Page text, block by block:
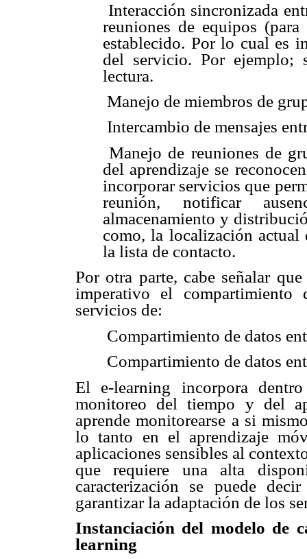
 Interacción sincronizada
reuniones de equipos
establecido. Por lo cual es
del servicio. Por ejemplo;
lectura.
 Manejo de miembros de
 Intercambio de mensajes
 Manejo de reuniones de
del aprendizaje se
incorporar servicios que
reunión, notificar
almacenamiento y
como, la localización
la lista de contacto.
Por otra parte, cabe señalar
imperativo el
servicios de:
 Compartimiento de datos
 Compartimiento de datos
El e-learning incorpora
monitoreo del tiempo y del
aprende monitorearse a si
lo tanto en el aprendizaje
aplicaciones sensibles al
que requiere una alta
caracterización se puede
garantizar la adaptación de los
Instanciación del modelo de
learning